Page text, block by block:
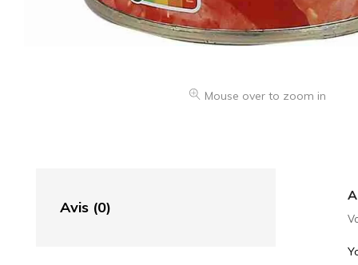
Mouse over to zoom in
Avis (0)